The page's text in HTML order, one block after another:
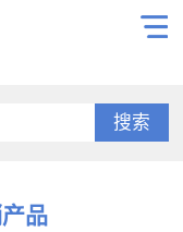
搜索
品